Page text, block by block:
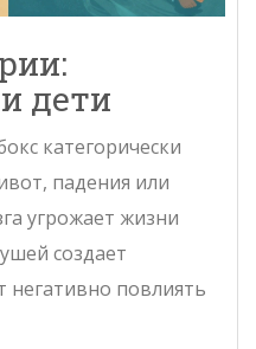
дети
категорически
падения или
угрожает жизни
создает
повлиять